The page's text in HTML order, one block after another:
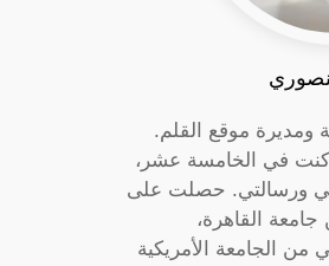
ومديرة موقع القلم.
كنت في الخامسة عشر،
ورسالتي. حصلت على
القاهرة،
من الجامعة الأمريكية